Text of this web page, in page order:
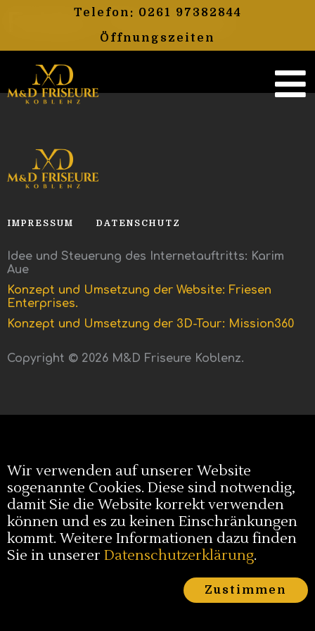
Telefon: 0261 97382844
Öffnungszeiten
Folder:Personen
IMPRESSUM DATENSCHUTZ
Copyright © 2026 M&D Friseure Koblenz.
Idee und Steuerung des Internetauftritts: Karim
Aue
Konzept und Umsetzung der Website: Friesen
Enterprises.
Konzept und Umsetzung der 3D-Tour: Mission360
Wir verwenden auf unserer Website
sogenannte Cookies. Diese sind notwendig,
damit Sie die Website korrekt verwenden
können und es zu keinen Einschränkungen
kommt. Weitere Informationen dazu finden
Sie in unserer Datenschutzerklärung.
Zustimmen